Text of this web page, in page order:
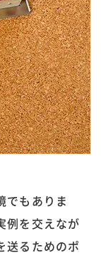
でもありま
例を交えなが
送るためのポ